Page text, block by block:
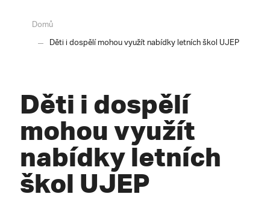
Domů
Děti i dospělí mohou využít nabídky letních škol UJEP
Děti i dospělí
mohou využít
nabídky letních
škol UJEP